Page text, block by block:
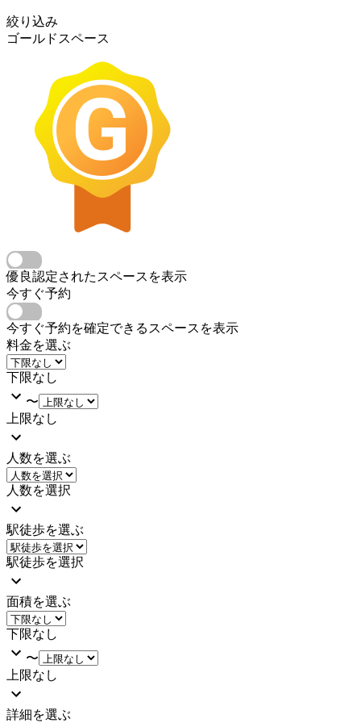
絞り込み
ゴールドスペース
優良認定されたスペースを表示
今すぐ予約
今すぐ予約を確定できるスペースを表示
料金を選ぶ
下限なし
〜
上限なし
人数を選ぶ
人数を選択
駅徒歩を選ぶ
駅徒歩を選択
面積を選ぶ
下限なし
〜
上限なし
詳細を選ぶ